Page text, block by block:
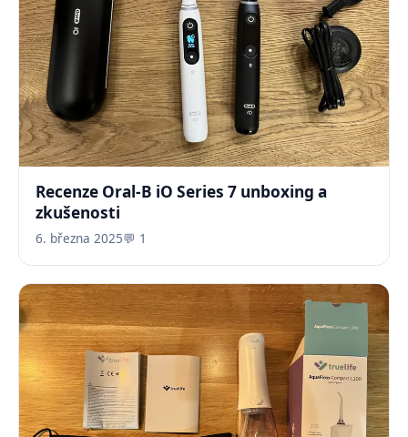
Recenze Oral-B iO Series 7 unboxing a
zkušenosti
6. března 2025💬 1